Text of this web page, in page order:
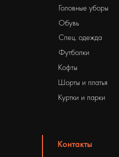
Контакты
Головные уборы
Обувь
Спец. одежда
Футболки
Куртки и парки
Кофты
Шорты и платья